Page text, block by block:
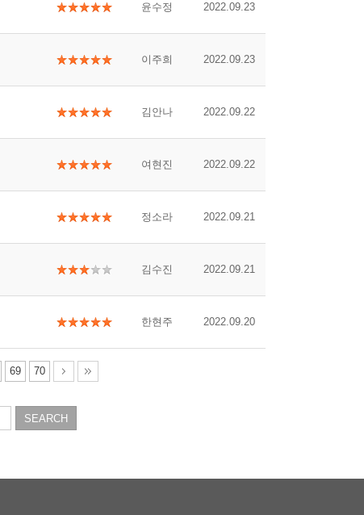
윤수정 2022.09.23
이주희 2022.09.23
김안나 2022.09.22
여현진 2022.09.22
정소라 2022.09.21
김수진 2022.09.21
한현주 2022.09.20
69 70